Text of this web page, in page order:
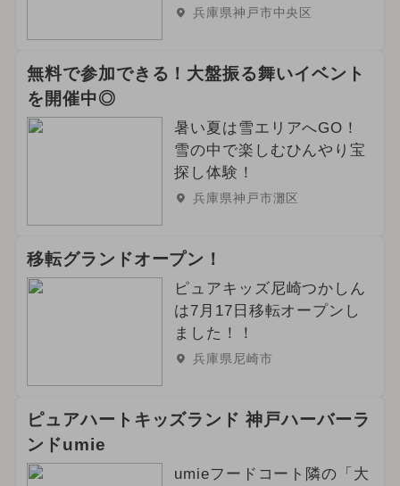
兵庫県神戸市中央区
無料で参加できる！大盤振る舞いイベント
を開催中◎
暑い夏は雪エリアへGO！
雪の中で楽しむひんやり宝
探し体験！
兵庫県神戸市灘区
移転グランドオープン！
ピュアキッズ尼崎つかしん
は7月17日移転オープンし
ました！！
兵庫県尼崎市
ピュアハートキッズランド 神戸ハーバーラ
ンドumie
umieフードコート隣の「大